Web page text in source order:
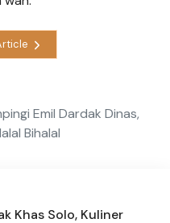
Emil Dardak Dinas,
Bihalal
Khas Solo, Kuliner